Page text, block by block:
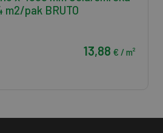
pak BRUTO
13,88 € / m²